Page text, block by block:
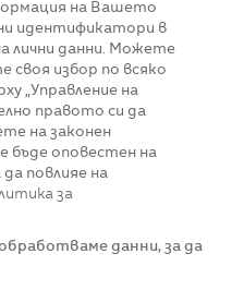
на Вашето
идентификатори в
лични данни. Можете
своя избор по всяко
„Управление на
правото си да
на законен
бъде оповестен на
повлияе на
за
данни, за да